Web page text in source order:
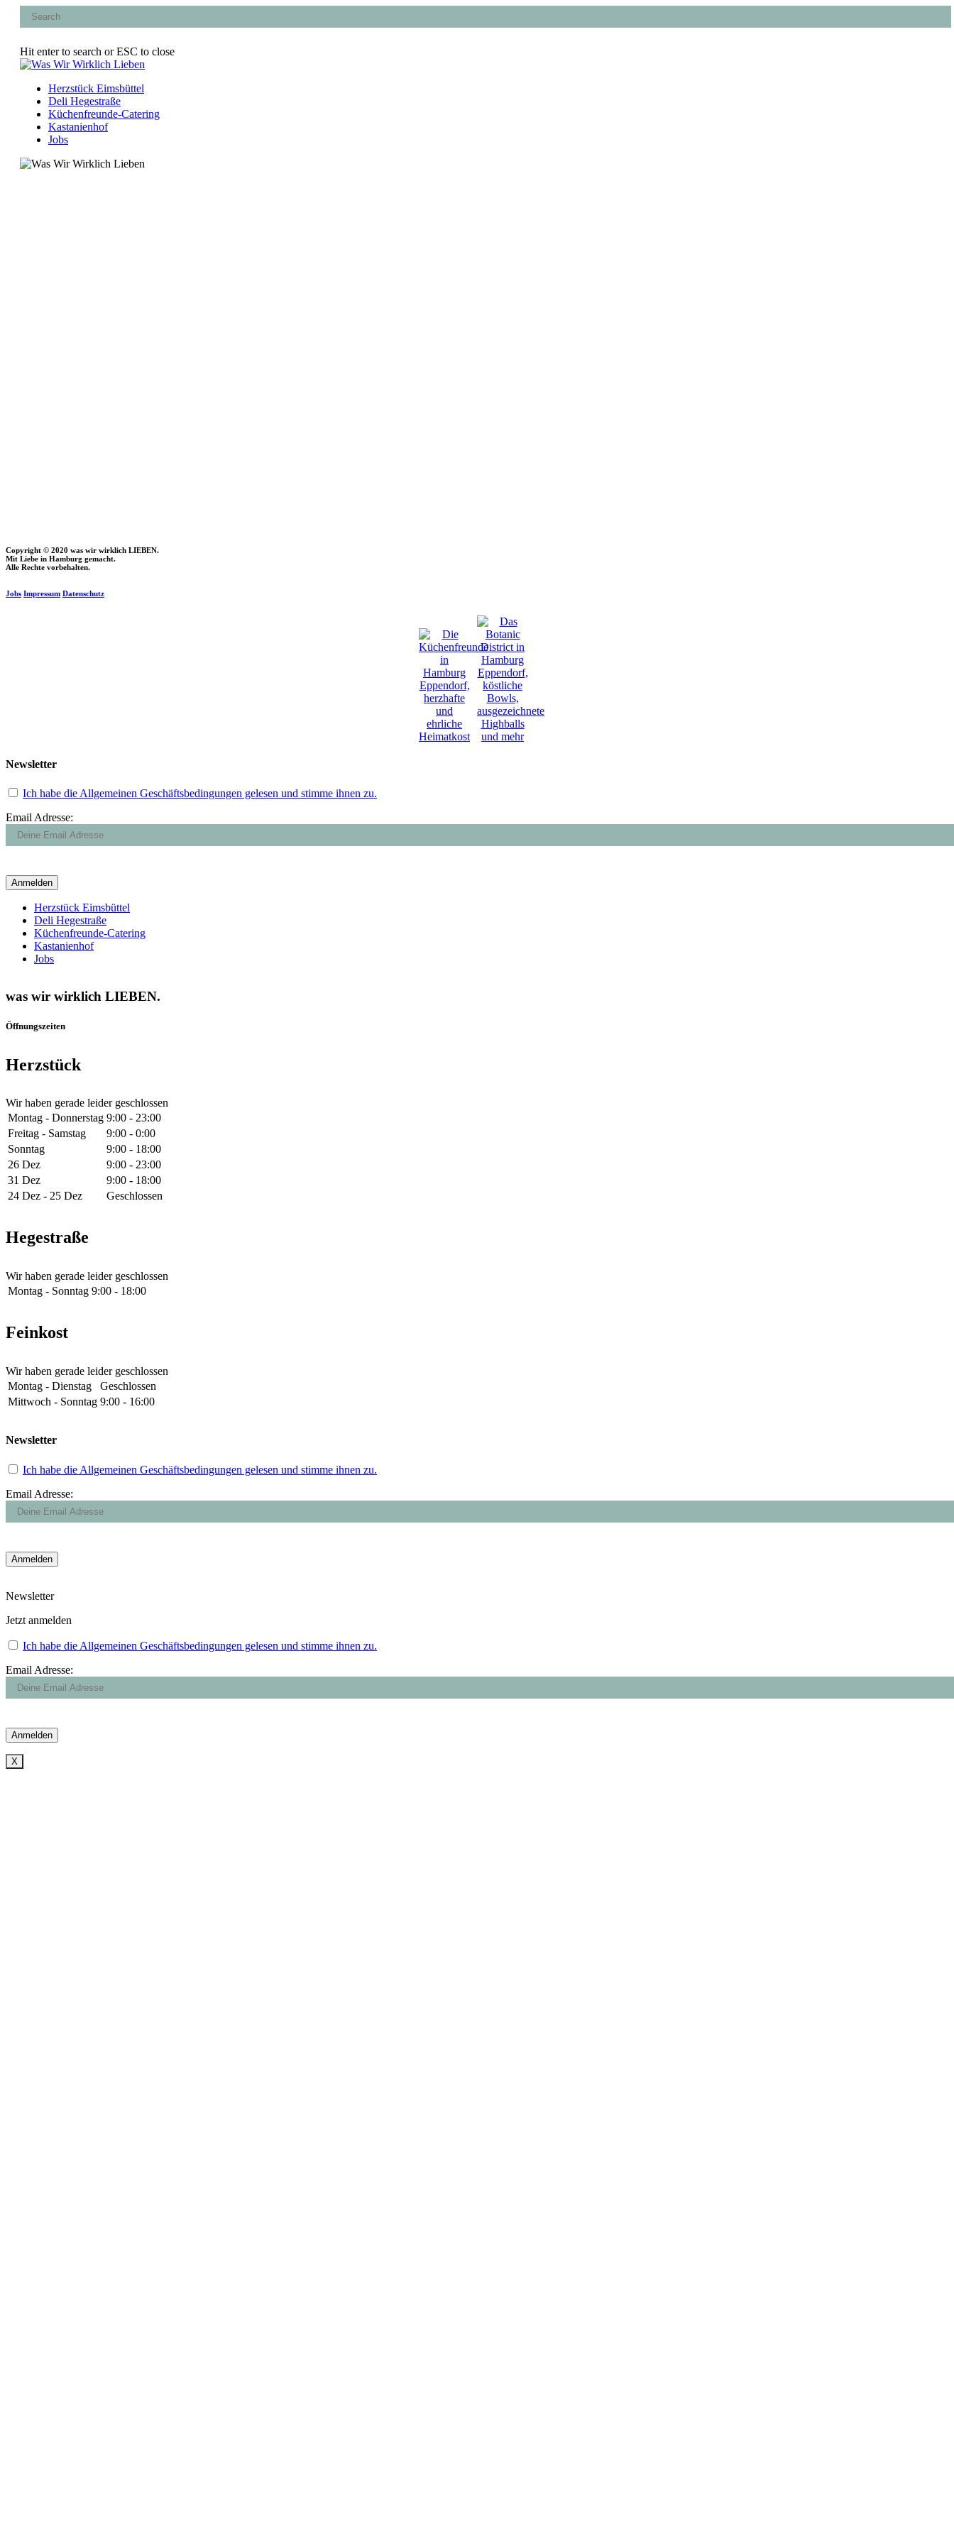
content
Hit enter to search or ESC to close
Close
Menu
Herzstück Eimsbüttel
Deli Hegestraße
Küchenfreunde-Catering
Kastanienhof
Jobs
Copyright © 2020 was wir wirklich LIEBEN.
Mit Liebe in Hamburg gemacht.
Alle Rechte vorbehalten.
Jobs Impressum Datenschutz
Newsletter
Ich habe die Allgemeinen Geschäftsbedingungen gelesen und stimme ihnen zu.
Email Adresse:
Close
Menu
Herzstück Eimsbüttel
Deli Hegestraße
Küchenfreunde-Catering
Kastanienhof
Jobs
was wir wirklich LIEBEN.
Öffnungszeiten
Herzstück
Wir haben gerade leider geschlossen
Montag - Donnerstag 9:00 - 23:00
Freitag - Samstag
9:00 - 0:00
Sonntag
9:00 - 18:00
26 Dez
9:00 - 23:00
31 Dez
9:00 - 18:00
24 Dez - 25 Dez
Geschlossen
Hegestraße
Wir haben gerade leider geschlossen
Montag - Sonntag 9:00 - 18:00
Feinkost
Wir haben gerade leider geschlossen
Montag - Dienstag
Geschlossen
Mittwoch - Sonntag 9:00 - 16:00
Newsletter
Ich habe die Allgemeinen Geschäftsbedingungen gelesen und stimme ihnen zu.
Email Adresse:
Newsletter
Jetzt anmelden
Ich habe die Allgemeinen Geschäftsbedingungen gelesen und stimme ihnen zu.
Email Adresse:
X